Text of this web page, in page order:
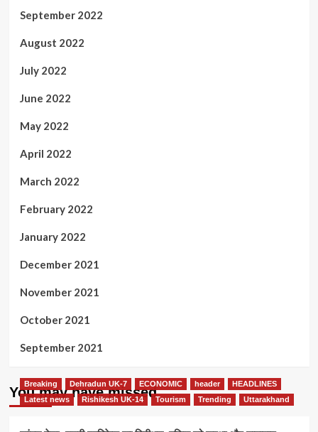
September 2022
August 2022
July 2022
June 2022
May 2022
April 2022
March 2022
February 2022
January 2022
December 2021
November 2021
October 2021
September 2021
You may have missed
Breaking Dehradun UK-7 ECONOMIC header
HEADLINES
Latest news
Rishikesh UK-14 Tourism Trending Uttarakhand